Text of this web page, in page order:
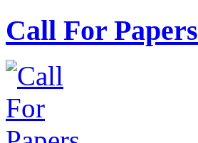
Call For Papers